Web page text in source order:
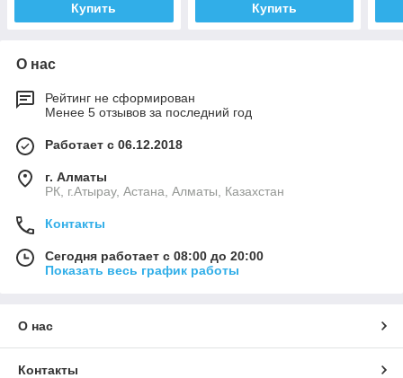
Купить Купить
О нас
Рейтинг не сформирован
Менее 5 отзывов за последний год
Работает с 06.12.2018
г. Алматы
РК, г.Атырау, Астана, Алматы, Казахстан
Контакты
Сегодня работает с 08:00 до 20:00
Показать весь график работы
О нас
Контакты